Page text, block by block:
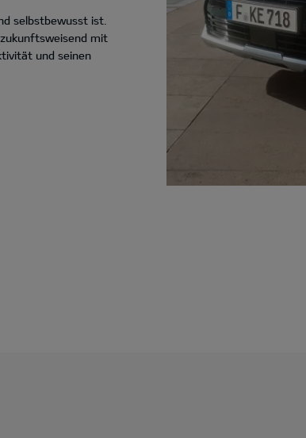
selbstbewusst ist.
mit
und seinen